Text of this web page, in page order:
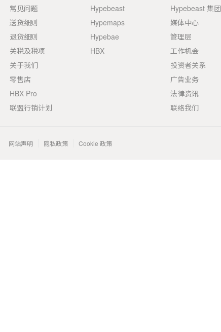
常见问题
送货细则
退货细则
关税及税项
关于我们
零售店
HBX Pro
联盟行销计划
Hypebeast
Hypemaps
Hypebae
HBX
Hypebeast 集团
媒体中心
管理层
工作机会
投资者关系
广告业务
法律资讯
联络我们
网站声明 隐私政策 Cookie 政策